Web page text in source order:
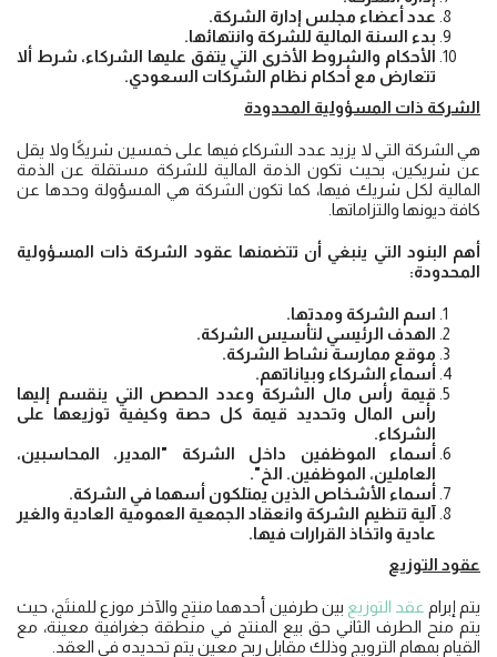
عدد أعضاء مجلس إدارة الشركة.
بدء السنة المالية للشركة وانتهائها.
الأحكام والشروط الأخرى التي يتفق عليها الشركاء، شرط ألا
تتعارض مع أحكام نظام الشركات السعودي.
الشركة ذات المسؤولية المحدودة
هي الشركة التي لا يزيد عدد الشركاء فيها على خمسين شريكًا ولا يقل
عن شريكين، بحيث تكون الذمة المالية للشركة مستقلة عن الذمة
المالية لكل شريك فيها، كما تكون الشركة هي المسؤولة وحدها عن
كافة ديونها والتزاماتها.
أهم البنود التي ينبغي أن تتضمنها عقود الشركة ذات المسؤولية
المحدودة:
اسم الشركة ومدتها.
الهدف الرئيسي لتأسيس الشركة.
موقع ممارسة نشاط الشركة.
أسماء الشركاء وبياناتهم.
قيمة رأس مال الشركة وعدد الحصص التي ينقسم إليها
رأس المال وتحديد قيمة كل حصة وكيفية توزيعها على
الشركاء.
أسماء الموظفين داخل الشركة "المدير، المحاسبين،
العاملين، الموظفين. الخ".
أسماء الأشخاص الذين يمتلكون أسهما في الشركة.
آلية تنظيم الشركة وانعقاد الجمعية العمومية العادية والغير
عادية واتخاذ القرارات فيها.
عقود التوزيع
يتم إبرام عقد التوزيع بين طرفين أحدهما منتِج والآخر موزع للمنتَج، حيث
يتم منح الطرف الثاني حق بيع المنتج في منطقة جغرافية معينة، مع
القيام بمهام الترويج وذلك مقابل ربح معين يتم تحديده في العقد.